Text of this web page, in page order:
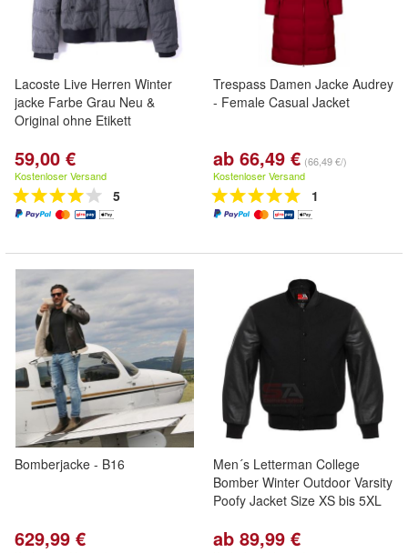
Lacoste Live Herren Winter
jacke Farbe Grau Neu &
Original ohne Etikett
59,00 €
Kostenloser Versand
5
Trespass Damen Jacke Audrey
- Female Casual Jacket
ab 66,49 € (66,49 €/)
Kostenloser Versand
1
Bomberjacke - B16
629,99 €
Men´s Letterman College
Bomber Winter Outdoor Varsity
Poofy Jacket Size XS bis 5XL
ab 89,99 €